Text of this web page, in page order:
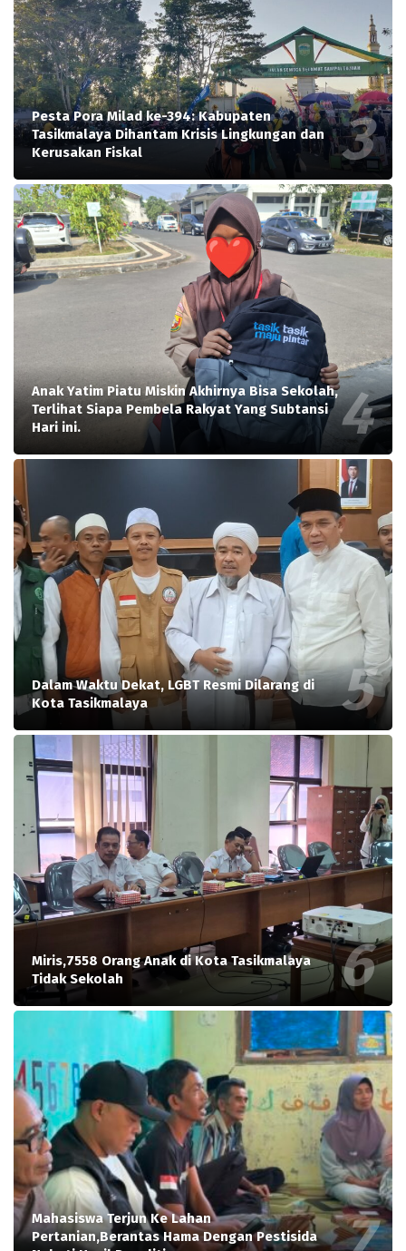
Pesta Pora Milad ke-394: Kabupaten
Tasikmalaya Dihantam Krisis Lingkungan dan
Kerusakan Fiskal
Anak Yatim Piatu Miskin Akhirnya Bisa Sekolah,
Terlihat Siapa Pembela Rakyat Yang Subtansi
Hari ini.
Dalam Waktu Dekat, LGBT Resmi Dilarang di
Kota Tasikmalaya
Miris,7558 Orang Anak di Kota Tasikmalaya
Tidak Sekolah
Mahasiswa Terjun Ke Lahan
Pertanian,Berantas Hama Dengan Pestisida